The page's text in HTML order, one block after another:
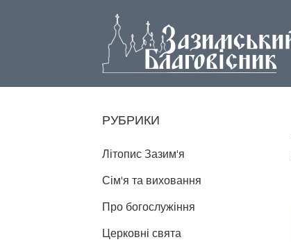
РУБРИКИ
Літопис Зазим'я
Сім'я та виховання
Про богослужіння
Церковні свята